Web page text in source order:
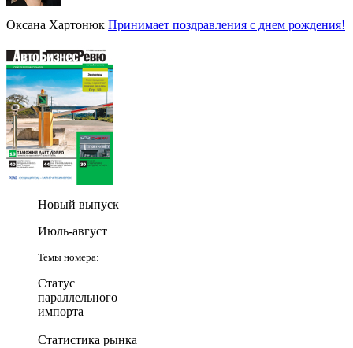
Оксана Хартонюк Принимает поздравления с днем рождения!
Новый выпуск
Июль-август
Темы номера:
Статус
параллельного
импорта
Статистика рынка